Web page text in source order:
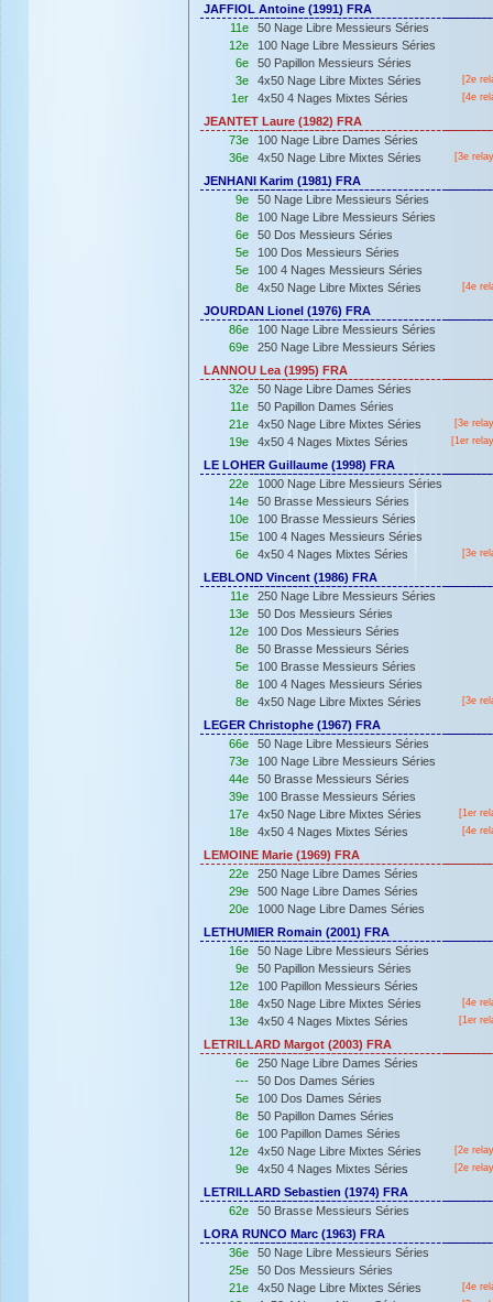
JAFFIOL Antoine (1991) FRA
11e
50 Nage Libre Messieurs Séries
12e
100 Nage Libre Messieurs Séries
6e
50 Papillon Messieurs Séries
3e
4x50 Nage Libre Mixtes Séries [2e
1er 4x50 4 Nages Mixtes Séries [4e
JEANTET Laure (1982) FRA
73e
100 Nage Libre Dames Séries
36e
4x50 Nage Libre Mixtes Séries [3e
JENHANI Karim (1981) FRA
9e
50 Nage Libre Messieurs Séries
8e
100 Nage Libre Messieurs Séries
6e
50 Dos Messieurs Séries
5e
100 Dos Messieurs Séries
5e
100 4 Nages Messieurs Séries
8e
4x50 Nage Libre Mixtes Séries [4e
JOURDAN Lionel (1976) FRA
86e
100 Nage Libre Messieurs Séries
69e
250 Nage Libre Messieurs Séries
LANNOU Lea (1995) FRA
32e
50 Nage Libre Dames Séries
11e
50 Papillon Dames Séries
21e
4x50 Nage Libre Mixtes Séries [3e
19e 4x50 4 Nages Mixtes Séries [1er
LE LOHER Guillaume (1998) FRA
22e
1000 Nage Libre Messieurs Séries
14e
50 Brasse Messieurs Séries
10e
100 Brasse Messieurs Séries
15e
100 4 Nages Messieurs Séries
6e
4x50 4 Nages Mixtes Séries [3e
LEBLOND Vincent (1986) FRA
11e
250 Nage Libre Messieurs Séries
13e
50 Dos Messieurs Séries
12e
100 Dos Messieurs Séries
8e
50 Brasse Messieurs Séries
5e
100 Brasse Messieurs Séries
8e
100 4 Nages Messieurs Séries
8e
4x50 Nage Libre Mixtes Séries [3e
LEGER Christophe (1967) FRA
66e
50 Nage Libre Messieurs Séries
73e
100 Nage Libre Messieurs Séries
44e
50 Brasse Messieurs Séries
39e
100 Brasse Messieurs Séries
17e
4x50 Nage Libre Mixtes Séries [1er
18e 4x50 4 Nages Mixtes Séries [4e
LEMOINE Marie (1969) FRA
22e
250 Nage Libre Dames Séries
29e
500 Nage Libre Dames Séries
20e
1000 Nage Libre Dames Séries
LETHUMIER Romain (2001) FRA
16e
50 Nage Libre Messieurs Séries
9e
50 Papillon Messieurs Séries
12e
100 Papillon Messieurs Séries
18e
4x50 Nage Libre Mixtes Séries [4e
13e 4x50 4 Nages Mixtes Séries [1er
LETRILLARD Margot (2003) FRA
6e
250 Nage Libre Dames Séries
---
50 Dos Dames Séries
5e
100 Dos Dames Séries
8e
50 Papillon Dames Séries
6e
100 Papillon Dames Séries
12e
4x50 Nage Libre Mixtes Séries [2e
9e 4x50 4 Nages Mixtes Séries [2e
LETRILLARD Sebastien (1974) FRA
62e
50 Brasse Messieurs Séries
LORA RUNCO Marc (1963) FRA
36e
50 Nage Libre Messieurs Séries
25e
50 Dos Messieurs Séries
21e
4x50 Nage Libre Mixtes Séries [4e